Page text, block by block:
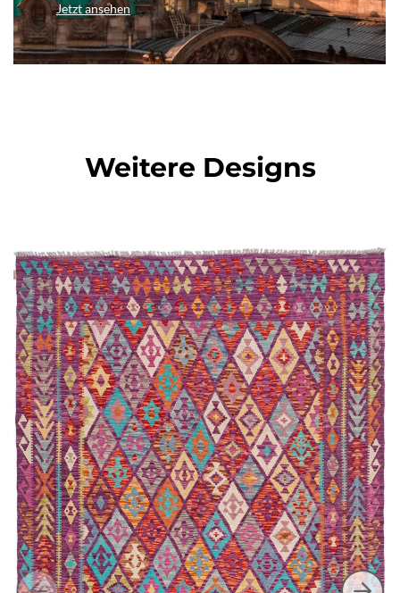
Jetzt ansehen
Weitere Designs